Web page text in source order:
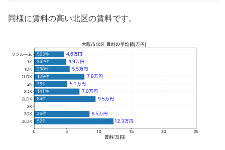
同様に賃料の高い北区の賃料です。